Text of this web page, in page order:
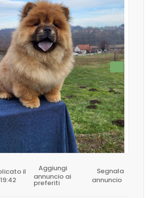
il
Aggiungi
annuncio ai
preferiti
Segnala
annuncio